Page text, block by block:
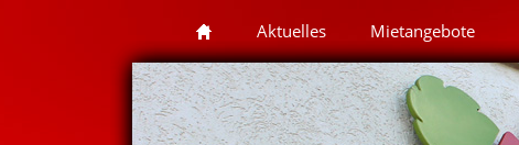
Aktuelles Mietangebote